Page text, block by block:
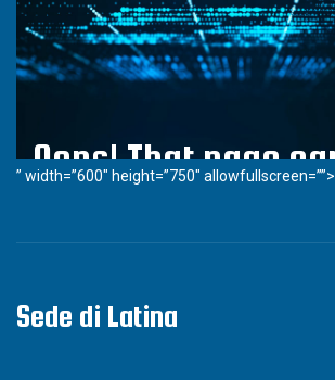
” width=”600″ height=”750″ allowfullscreen=””>
Sede di Latina